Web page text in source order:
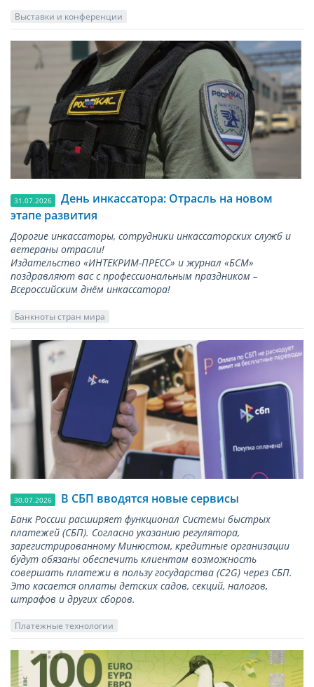
Выставки и конференции
31.07.2026
День инкассатора: Отрасль на новом
этапе развития
Дорогие инкассаторы, сотрудники инкассаторских служб и
ветераны отрасли!
Издательство «ИНТЕКРИМ-ПРЕСС» и журнал «БСМ»
поздравляют вас с профессиональным праздником –
Всероссийским днём инкассатора!
Банкноты стран мира
30.07.2026 В СБП вводятся новые сервисы
Банк России расширяет функционал Системы быстрых
платежей (СБП). Согласно указанию регулятора,
зарегистрированному Минюстом, кредитные организации
будут обязаны обеспечить клиентам возможность
совершать платежи в пользу государства (С2G) через СБП.
Это касается оплаты детских садов, секций, налогов,
штрафов и других сборов.
Платежные технологии